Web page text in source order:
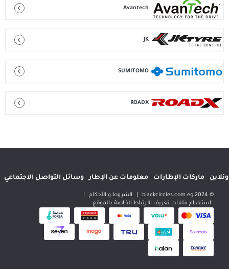
Avantech
JK
SUMITOMO
ROADX
معلومات عن الإطار وسائل التواصل الاجتماعي المواقع الدولية
| الشروط و الأحكام
تعريف الارتباط الخاصة بالموقع